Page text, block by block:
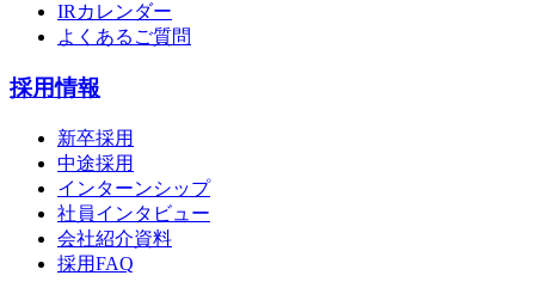
IRカレンダー
よくあるご質問
採用情報
新卒採用
中途採用
インターンシップ
社員インタビュー
会社紹介資料
採用FAQ